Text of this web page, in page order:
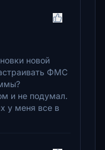
новой
ФМС
и не подумал.
у меня все в